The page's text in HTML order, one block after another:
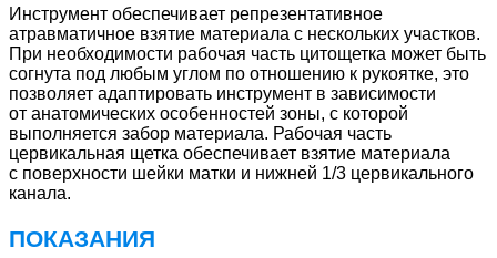
Инструмент обеспечивает репрезентативное
атравматичное взятие материала с нескольких участков.
При необходимости рабочая часть цитощетка может быть
согнута под любым углом по отношению к рукоятке, это
позволяет адаптировать инструмент в зависимости
от анатомических особенностей зоны, с которой
выполняется забор материала. Рабочая часть
цервикальная щетка обеспечивает взятие материала
с поверхности шейки матки и нижней 1/3 цервикального
канала.
ПОКАЗАНИЯ